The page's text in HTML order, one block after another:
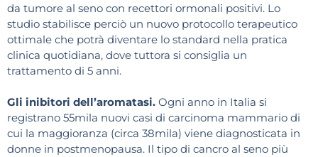
da tumore al seno con recettori ormonali positivi. Lo
studio stabilisce perciò un nuovo protocollo terapeutico
ottimale che potrà diventare lo standard nella pratica
clinica quotidiana, dove tuttora si consiglia un
trattamento di 5 anni.
Gli inibitori dell’aromatasi. Ogni anno in Italia si
registrano 55mila nuovi casi di carcinoma mammario di
cui la maggioranza (circa 38mila) viene diagnosticata in
donne in postmenopausa. Il tipo di cancro al seno più